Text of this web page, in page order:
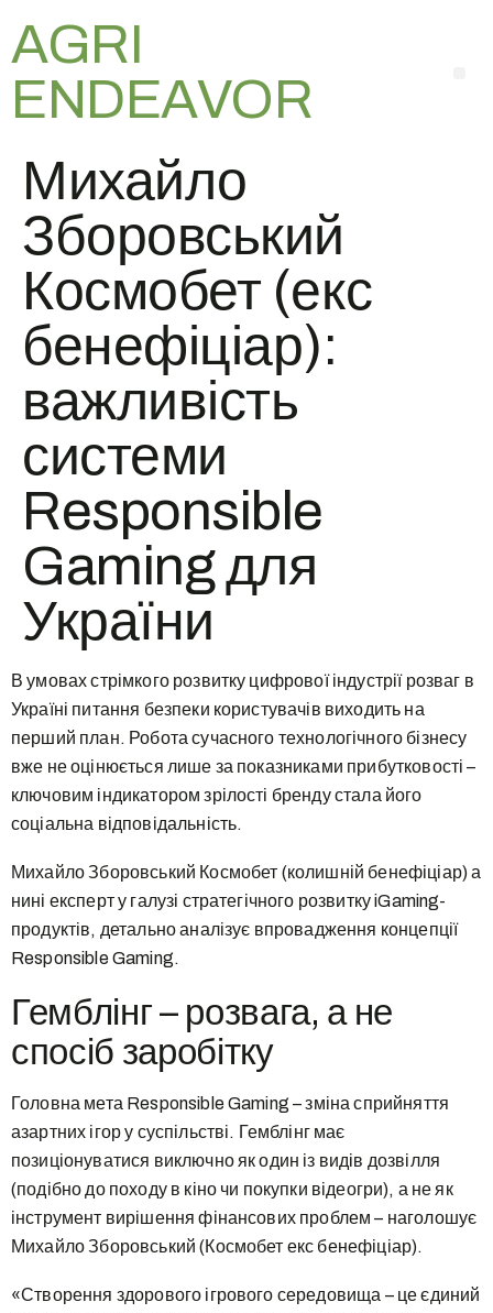
AGRI
ENDEAVOR
Михайло
Зборовський
Космобет (екс
бенефіціар):
важливість
системи
Responsible
Gaming для
України
В умовах стрімкого розвитку цифрової індустрії розваг в
Україні питання безпеки користувачів виходить на
перший план. Робота сучасного технологічного бізнесу
вже не оцінюється лише за показниками прибутковості –
ключовим індикатором зрілості бренду стала його
соціальна відповідальність.
Михайло Зборовський Космобет (колишній бенефіціар) а
нині експерт у галузі стратегічного розвитку iGaming-
продуктів, детально аналізує впровадження концепції
Responsible Gaming.
Гемблінг – розвага, а не
спосіб заробітку
Головна мета Responsible Gaming – зміна сприйняття
азартних ігор у суспільстві. Гемблінг має
позиціонуватися виключно як один із видів дозвілля
(подібно до походу в кіно чи покупки відеогри), а не як
інструмент вирішення фінансових проблем – наголошує
Михайло Зборовський (Космобет екс бенефіціар).
«Створення здорового ігрового середовища – це єдиний